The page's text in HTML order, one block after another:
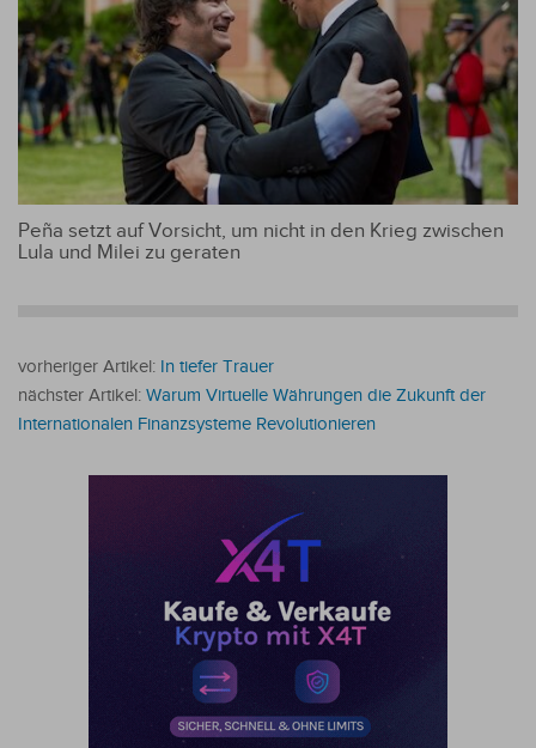
Peña setzt auf Vorsicht, um nicht in den Krieg zwischen
Lula und Milei zu geraten
vorheriger Artikel: In tiefer Trauer
nächster Artikel: Warum Virtuelle Währungen die Zukunft der
Internationalen Finanzsysteme Revolutionieren